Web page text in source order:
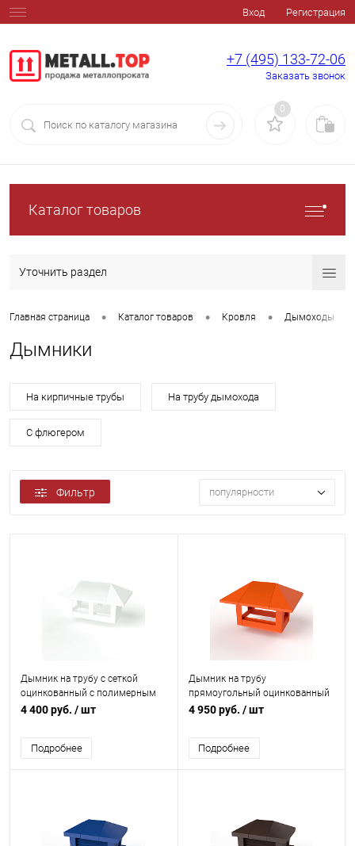
Вход Регистрация
+7 (495) 133-72-06
Заказать звонок
0
Каталог товаров
Уточнить раздел
Главная страница • Каталог товаров • Кровля • Дымоходы
Дымники
На кирпичные трубы На трубу дымохода
С флюгером
Фильтр популярности
Дымник на трубу с сеткой
оцинкованный с полимерным
покрытием до 2000мм RAL
4 400 руб. / шт
Подробнее
Дымник на трубу
прямоугольный оцинкованный
с полимерным покрытием до
4 950 руб. / шт
Подробнее